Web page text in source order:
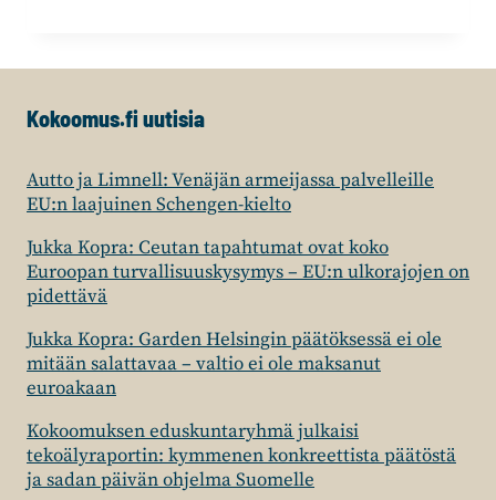
MIELIPITEENSÄ
Kokoomus.fi uutisia
Autto ja Limnell: Venäjän armeijassa palvelleille
EU:n laajuinen Schengen-kielto
Jukka Kopra: Ceutan tapahtumat ovat koko
Euroopan turvallisuuskysymys – EU:n ulkorajojen on
pidettävä
Jukka Kopra: Garden Helsingin päätöksessä ei ole
mitään salattavaa – valtio ei ole maksanut
euroakaan
Kokoomuksen eduskuntaryhmä julkaisi
tekoälyraportin: kymmenen konkreettista päätöstä
ja sadan päivän ohjelma Suomelle